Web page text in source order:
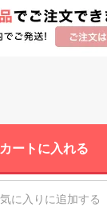
カートに入れる
に入りに追加する